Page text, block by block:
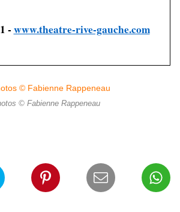
- www.theatre-rive-gauche.com
© Fabienne Rappeneau